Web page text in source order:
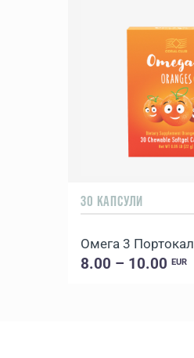
30 КАПСУЛИ
Омега 3 Портокал
8.00 – 10.00EUR